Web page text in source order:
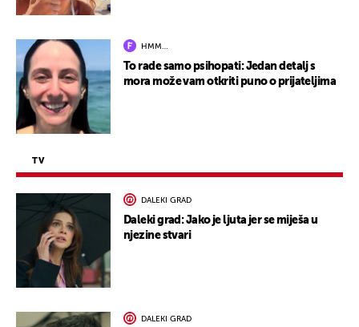
HMM…
To rade samo psihopati: Jedan detalj s
mora može vam otkriti puno o prijateljima
TV
DALEKI GRAD
Daleki grad: Jako je ljuta jer se miješa u
njezine stvari
DALEKI GRAD